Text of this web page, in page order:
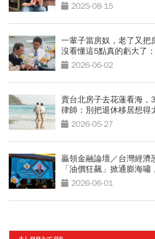
2025-08-15
一輩子當房奴，老了又把
沒看懂這5點真的虧大了
更賺？
2026-06-02
賣台北房子去花蓮看海，
律師：別把退休移居想得
要 2026-05-27
贏領金融論壇／台灣經濟
「油價狂飆」掀通膨海
2026-06-01